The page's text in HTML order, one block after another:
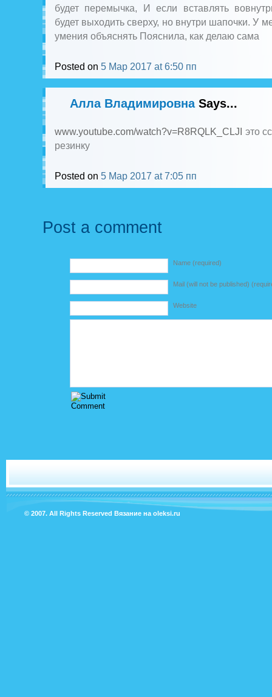
будет перемычка, И если вставлять
будет выходить сверху, но внутри шапочки. У
умения объяснять Пояснила, как делаю сама
Posted on 5 Мар 2017 at 6:50 пп
Алла ВладимировнаSays...
www.youtube.com/watch?v=R8RQLK_CLJI это
резинку
Posted on 5 Мар 2017 at 7:05 пп
Post a comment
Name (required)
Mail (will not be published)
Website
© 2007. All Rights Reserved Вязание на oleksi.ru